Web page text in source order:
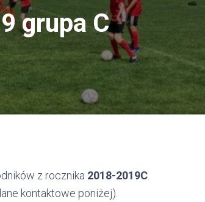
grupa C
z rocznika 2018-2019C
kontaktowe poniżej).